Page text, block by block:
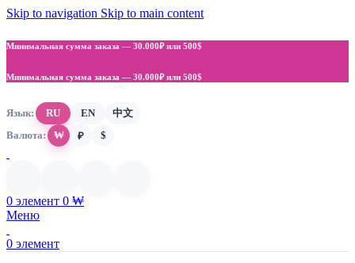
Skip to navigation Skip to main content
Минимальная сумма заказа — 30.000₽ или 500$
Минимальная сумма заказа — 30.000₽ или 500$
Язык: RU EN
中文
Валюта:
₩ ₽ $
0 элемент 0 ₩
Меню
0 элемент